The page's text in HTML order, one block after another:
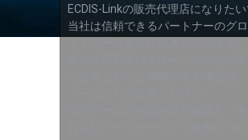
ECDIS-Linkの販売代理店になりたい
当社は信頼できるパートナーのグ